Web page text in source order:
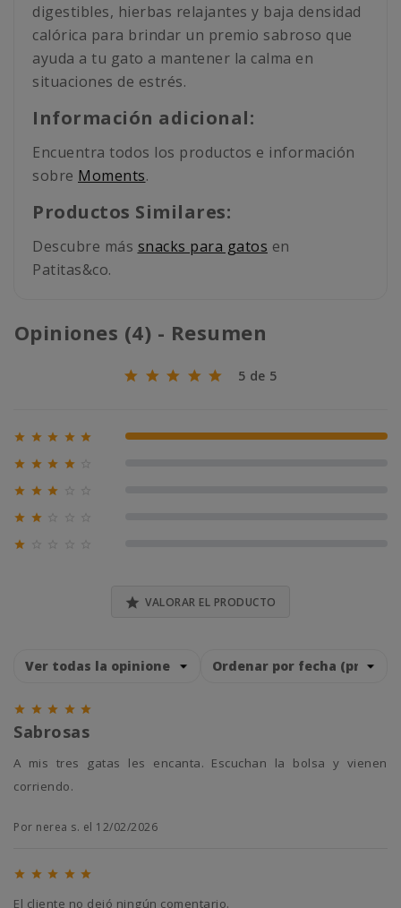
digestibles, hierbas relajantes y baja densidad
calórica para brindar un premio sabroso que
ayuda a tu gato a mantener la calma en
situaciones de estrés.
Información adicional:
Encuentra todos los productos e información
sobre Moments.
Productos Similares:
Descubre más snacks para gatos en
Patitas&co.
Opiniones (4) - Resumen
5 de 5
     100% (4)
   
  
 

 VALORAR EL PRODUCTO
    
Sabrosas
A mis tres gatas les encanta. Escuchan la bolsa y vienen
corriendo.
Por nerea s. el 12/02/2026
    
El cliente no dejó ningún comentario.